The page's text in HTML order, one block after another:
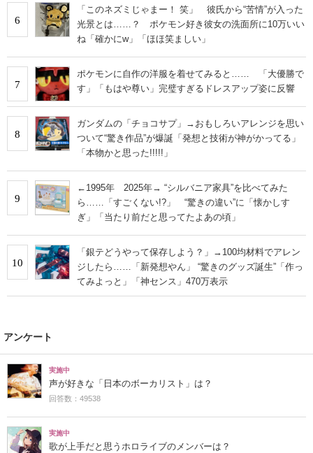
6
「このネズミじゃまー！ 笑」 彼氏から“苦情”が入った
光景とは……？ ポケモン好き彼女の洗面所に10万いい
ね「確かにw」「ほほ笑ましい」
7
ポケモンに自作の洋服を着せてみると…… 「大優勝で
す」「もはや尊い」完璧すぎるドレスアップ姿に反響
8
ガンダムの「チョコサプ」→おもしろいアレンジを思い
ついて“驚き作品”が爆誕「発想と技術が神がかってる」
「本物かと思った!!!!!」
9
←1995年 2025年→ “シルバニア家具”を比べてみた
ら……「すごくない!?」 “驚きの違い”に「懐かしす
ぎ」「当たり前だと思ってたよあの頃」
10
「銀テどうやって保存しよう？」→100均材料でアレン
ジしたら……「新発想やん」 “驚きのグッズ誕生”「作っ
てみよっと」「神センス」470万表示
アンケート
実施中
声が好きな「日本のボーカリスト」は？
回答数：49538
実施中
歌が上手だと思うホロライブのメンバーは？